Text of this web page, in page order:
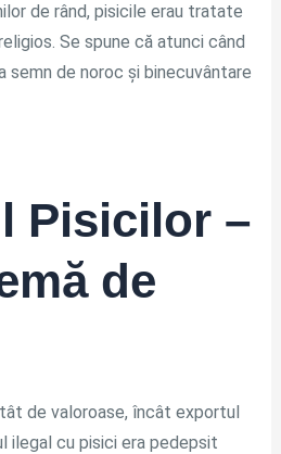
de rând, pisicile erau tratate
Se spune că atunci când
semn de noroc și binecuvântare
Pisicilor –
de
de valoroase, încât exportul
ilegal cu pisici era pedepsit